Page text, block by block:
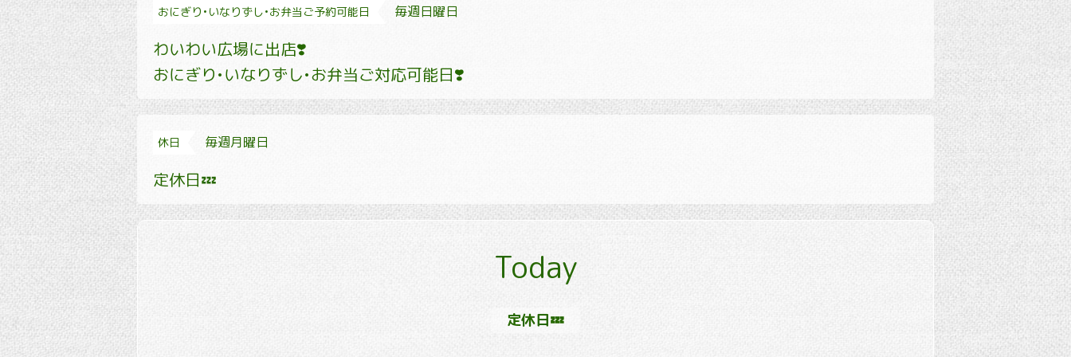
おにぎり•いなりずし•お弁当ご予約可能日 毎週日曜日
わいわい広場に出店❣️
おにぎり•いなりずし•お弁当ご対応可能日❣️
休日 毎週月曜日
定休日💤
Today
定休日💤